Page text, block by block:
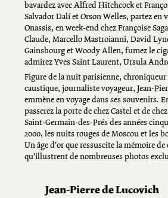
bavardez avec Alfred Hitchcock et
Salvador Dalí et Orson Welles, partez en
Onassis, en week-end chez Françoise
Claude, Marcello Mastroianni, David
Gainsbourg et Woody Allen, fumez le
admirez Yves Saint Laurent, Ursula
Figure de la nuit parisienne,
caustique, journaliste voyageur, Jean-
emmène en voyage dans ses souvenirs.
passerez la porte de chez Castel et de
Saint-Germain-des-Prés des années
2000, les nuits rouges de Moscou et les
Un âge d’or que ressuscite la mémoire
qu’illustrent de nombreuses photos
Jean-Pierre de Lucovich